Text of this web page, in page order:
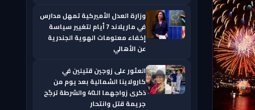
وزارة العدل الأميركية تمهل مدارس
في ماريلاند 7 أيام لتغيير سياسة
إخفاء معلومات الهوية الجندرية
عن الأهالي
العثور على زوجين قتيلين في
كارولاينا الشمالية بعد يوم من
ذكرى زواجهما الـ40 والشرطة ترجّح
جريمة قتل وانتحار